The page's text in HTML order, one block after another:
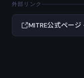
外部リンク
MITRE公式ペー